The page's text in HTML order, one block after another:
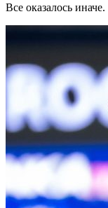
Все оказалось иначе.